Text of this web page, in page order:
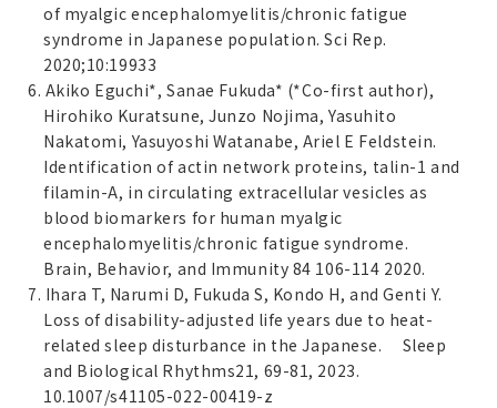
of myalgic encephalomyelitis/chronic fatigue
syndrome in Japanese population. Sci Rep.
2020;10:19933
6. Akiko Eguchi*, Sanae Fukuda* (*Co-first author),
Hirohiko Kuratsune, Junzo Nojima, Yasuhito
Nakatomi, Yasuyoshi Watanabe, Ariel E Feldstein.
Identification of actin network proteins, talin-1 and
filamin-A, in circulating extracellular vesicles as
blood biomarkers for human myalgic
encephalomyelitis/chronic fatigue syndrome.
Brain, Behavior, and Immunity 84 106-114 2020.
7. Ihara T, Narumi D, Fukuda S, Kondo H, and Genti Y.
Loss of disability-adjusted life years due to heat-
related sleep disturbance in the Japanese. Sleep
and Biological Rhythms21, 69-81, 2023.
10.1007/s41105-022-00419-z